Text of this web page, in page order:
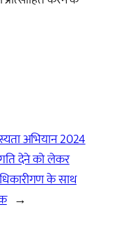
अभियान 2024
देने को लेकर
के साथ
→